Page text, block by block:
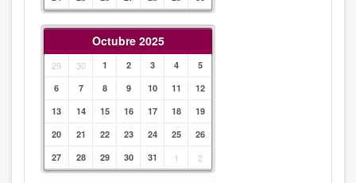
Octubre 2025
29 30 1 2 3 4
5
6
7 8 9 10 11
12
13
14 15 16 17 18
19
20
21 22 23 24 25
26
27
28 29 30 31 1 2